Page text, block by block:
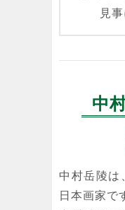
見
中
中村岳陵は
日本画家で